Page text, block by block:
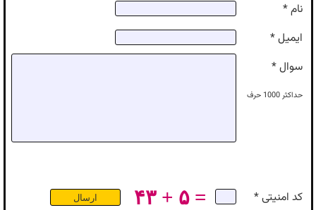
نام *
ایمیل *
سوال *
حداکثر1000 حرف
کد امنیتی * ۴۳ + ۵ =